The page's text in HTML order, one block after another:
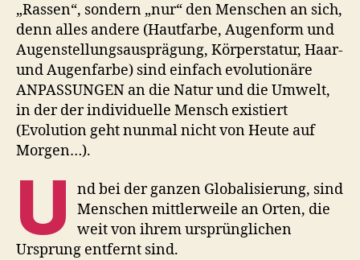
„Rassen“, sondern „nur“ den Menschen an sich,
denn alles andere (Hautfarbe, Augenform und
Augenstellungsausprägung, Körperstatur, Haar-
und Augenfarbe) sind einfach evolutionäre
ANPASSUNGEN an die Natur und die Umwelt,
in der der individuelle Mensch existiert
(Evolution geht nunmal nicht von Heute auf
Morgen…).
U
nd bei der ganzen Globalisierung, sind
Menschen mittlerweile an Orten, die
weit von ihrem ursprünglichen
Ursprung entfernt sind.